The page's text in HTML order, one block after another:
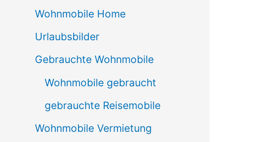
h
e
n
Wohnmobile Home
Urlaubsbilder
Gebrauchte Wohnmobile
Wohnmobile gebraucht
gebrauchte Reisemobile
Wohnmobile Vermietung